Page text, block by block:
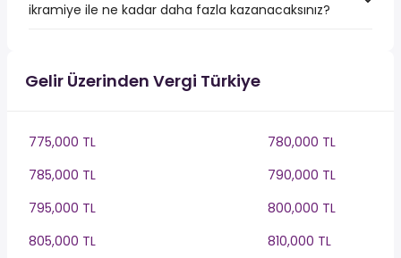
ikramiye ile ne kadar daha fazla kazanacaksınız?
Gelir Üzerinden Vergi Türkiye
775,000 TL
780,000 TL
785,000 TL
790,000 TL
795,000 TL
800,000 TL
805,000 TL
810,000 TL